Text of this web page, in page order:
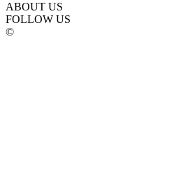
ABOUT US
FOLLOW US
©